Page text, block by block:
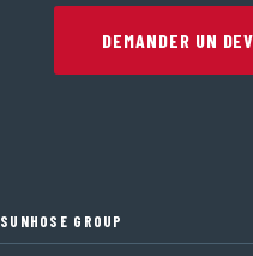
DEMANDER UN
SUNHOSE GROUP